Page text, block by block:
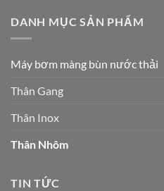
DANH MỤC SẢN PHẨM
Máy bơm màng bùn nước thải
Thân Gang
Thân Inox
Thân Nhôm
TIN TỨC